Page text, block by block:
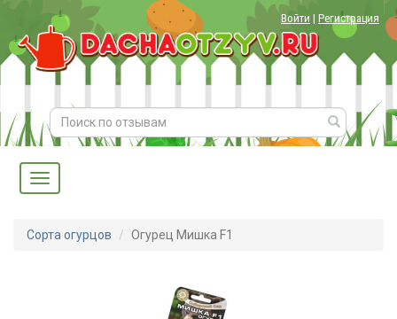
Войти | Регистрация
Сорта огурцов Огурец Мишка F1